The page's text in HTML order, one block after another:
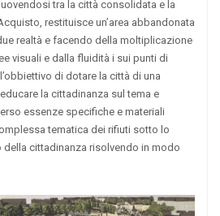
tra la città consolidata e la
restituisce un’area abbandonata
realtà e facendo della moltiplicazione
visuali e dalla fluidità i sui punti di
di dotare la città di una
la cittadinanza sul tema e
essenze specifiche e materiali
tematica dei rifiuti sotto lo
cittadinanza risolvendo in modo